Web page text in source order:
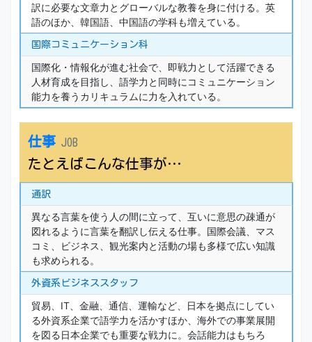
訳に必要な文章力とグローバルな教養を身に付ける。英
語のほか、韓国語、中国語の学科も増えている。
国際コミュニケーション科
国際化・情報化が進む社会で、即戦力として活躍できる
人材育成を目指し、語学力と同時にコミュニケーション
能力を養うカリキュラムに力を入れている。
仕事 JOB
たとえばこんな仕事が…
通訳
異なる言葉を使う人の間に立って、互いに意思の疎通が
図れるように言葉を翻訳し伝える仕事。国際会議、マス
コミ、ビジネス、観光案内と活動の場も多様で広い知識
も求められる。
外資系ビジネススタッフ
貿易、IT、金融、通信、運輸など、日本を拠点にしてい
る外資系企業で語学力を活かすほか、海外での事業展開
を図る日本企業でも重要な戦力に。会話能力はもちろ